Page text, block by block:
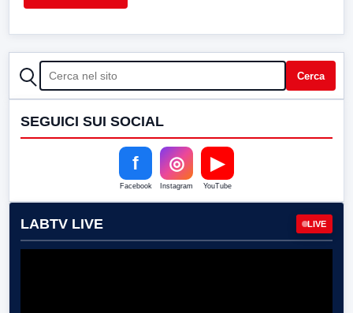
CERCA Cerca
SEGUICI SUI SOCIAL
f
Facebook
◎
Instagram
▶
YouTube
LABTV LIVE LIVE